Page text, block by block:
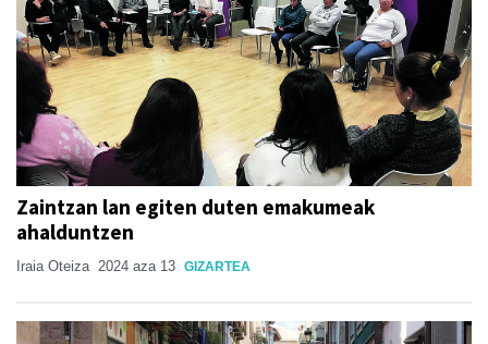
Zaintzan lan egiten duten emakumeak
ahalduntzen
Iraia Oteiza 2024 aza 13 GIZARTEA